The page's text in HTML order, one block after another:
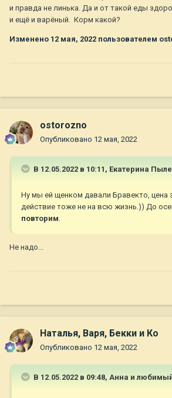
и правда не линька. Да и от такой еды
и ещё и варёный. Корм какой?
Изменено 12 мая, 2022 пользователем
ostorozno
Опубликовано 12 мая, 2022
В 12.05.2022 в 10:11, Екатерина
Ну мы ей щенком давали Бравекто, цена
действие тоже не на всю жизнь.)) До
повторим.
Не надо...
Наталья, Варя, Бекки и Ко
Опубликовано 12 мая, 2022
В 12.05.2022 в 09:48, Анна и